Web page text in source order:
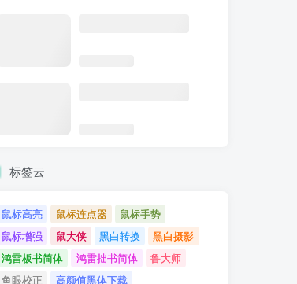
标签云
鼠标高亮 鼠标连点器
鼠标手势
鼠标增强
鼠大侠 黑白转换
黑白摄影
鸿雷板书简体
鸿雷拙书简体
鲁大师
鱼眼校正
高颜值黑体下载